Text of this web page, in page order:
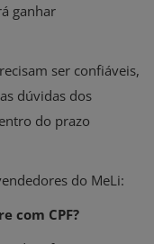
ganhar
ser confiáveis,
dúvidas dos
do prazo
do MeLi:
com CPF?